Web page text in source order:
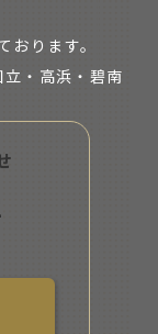
ります。
・ 高浜・碧南